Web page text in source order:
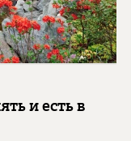
и есть в